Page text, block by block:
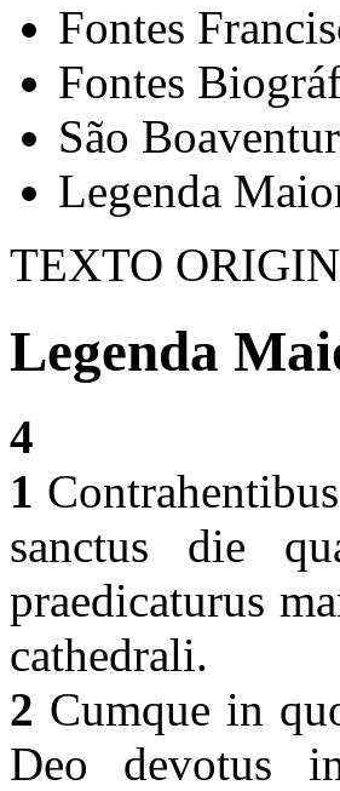
Fontes
Fontes
São
Legenda
TEXTO
Legenda
4
1
sanctus die
praedicaturus
cathedrali.
2 Cumque in
Deo devotus